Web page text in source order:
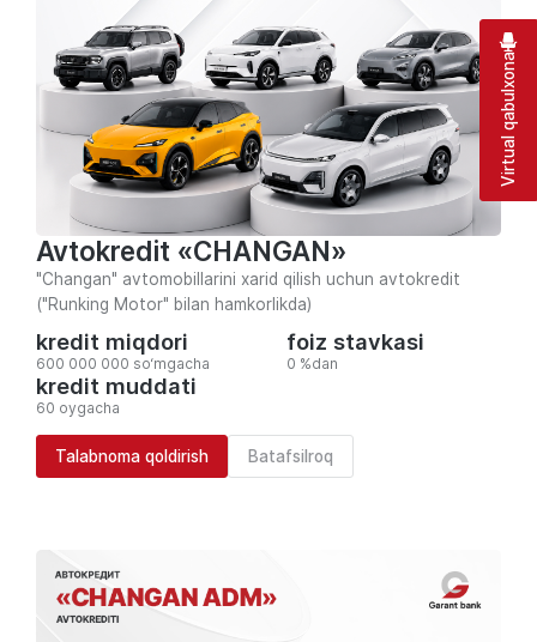
Avtokredit «CHANGAN»
"Changan" avtomobillarini xarid qilish uchun avtokredit
("Runking Motor" bilan hamkorlikda)
kredit miqdori
600 000 000 so‘mgacha
foiz stavkasi
0 %dan
kredit muddati
60 oygacha
Talabnoma qoldirish Batafsilroq
Virtual qabulxona